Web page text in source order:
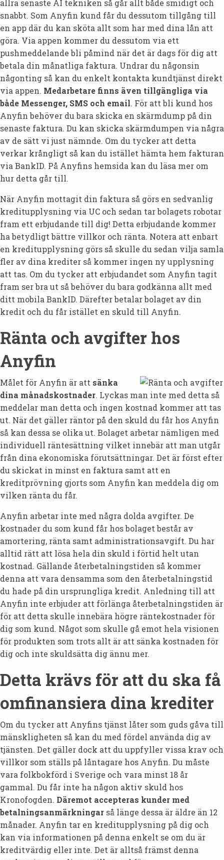
allra senaste AI tekniken så går allt både smidigt och
snabbt. Som Anyfin kund får du dessutom tillgång till
en app där du kan sköta allt som har med dina lån att
göra. Via appen kommer du dessutom via ett
pushmeddelande bli påmind när det är dags för dig att
betala din månatliga faktura. Undrar du någonsin
någonting så kan du enkelt kontakta kundtjänst direkt
via appen. Medarbetare finns även tillgängliga via
både Messenger, SMS och email. För att bli kund hos
Anyfin behöver du bara skicka en skärmdump på din
senaste faktura. Du kan skicka skärmdumpen via några
av de sätt vi just nämnde. Om du tycker att detta
verkar krångligt så kan du istället hämta hem fakturan
via BankID. På Anyfins hemsida kan du läsa mer om
hur detta går till.
När Anyfin mottagit din faktura så görs en sedvanlig
kreditupplysning via UC och sedan tar bolagets robotar
fram ett erbjudande till dig! Detta erbjudande kommer
ha betydligt bättre villkor och ränta. Notera att enbart
en kreditupplysning görs så skulle du sedan vilja samla
fler av dina krediter så kommer ingen ny upplysning
att tas. Om du tycker att erbjudandet som Anyfin tagit
fram ser bra ut så behöver du bara godkänna allt med
ditt mobila BankID. Därefter betalar bolaget av din
kredit och du får istället en skuld till Anyfin.
Ränta och avgifter hos
Anyfin
Målet för Anyfin är att sänka
dina månadskostnader. Lyckas man inte med detta så
meddelar man detta och ingen kostnad kommer att tas
ut. När det gäller räntor på den skuld du får hos Anyfin
så kan dessa se olika ut. Bolaget arbetar nämligen med
individuell räntesättning vilket innebär att man utgår
från dina ekonomiska förutsättningar. Det är först efter
du skickat in minst en faktura samt att en
kreditprövning gjorts som Anyfin kan meddela dig om
vilken ränta du får.
Anyfin arbetar inte med några dolda avgifter. De
kostnader du som kund får hos bolaget består av
amortering, ränta samt administrationsavgift. Du har
alltid rätt att lösa hela din skuld i förtid helt utan
kostnad. Gällande återbetalningstiden så kommer
denna att vara densamma som den återbetalningstid
du hade på din ursprungliga kredit. Anledning till att
Anyfin inte erbjuder att förlänga återbetalningstiden är
för att detta skulle innebära högre räntekostnader för
dig som kund. Något som skulle gå emot hela visionen
för produkten som trots allt är att sänka kostnaden för
dig och inte skuldsätta dig ännu mer.
Detta krävs för att du ska få
omfinansiera dina krediter
Om du tycker att Anyfins tjänst låter som guds gåva till
mänskligheten så kan du med fördel använda dig av
tjänsten. Det gäller dock att du uppfyller vissa krav och
villkor som ställs på låntagare hos Anyfin. Du måste
vara folkbokförd i Sverige och vara minst 18 år
gammal. Du får inte ha någon aktiv skuld hos
Kronofogden. Däremot accepteras kunder med
betalningsanmärkningar så länge dessa är äldre än 12
månader. Anyfin tar en kreditupplysning på dig och
kan via informationen på denna enkelt se om du är
kreditvärdig eller inte. Det är alltså främst denna